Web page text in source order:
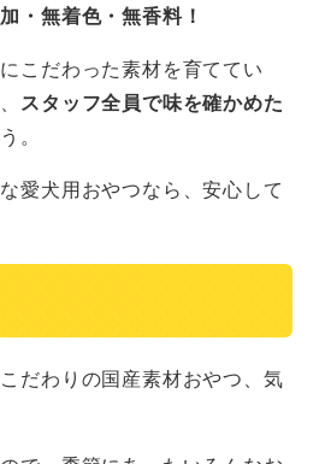
・無着色・無香料！
こだわった素材を育ててい
スタッフ全員で味を確かめた
。
愛犬用おやつなら、安心して
だわりの国産素材おやつ、気